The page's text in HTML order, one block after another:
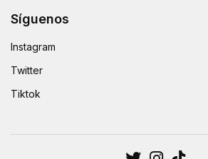
Síguenos
Instagram
Twitter
Tiktok